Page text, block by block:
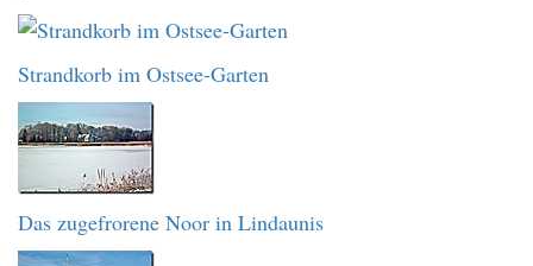
Strandkorb im Ostsee-Garten
Das zugefrorene Noor in Lindaunis